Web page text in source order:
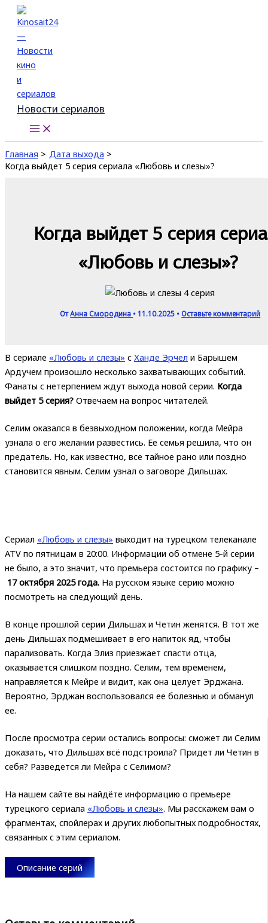
Перейти
содержимому
Новости сериалов
Главная
Дата выхода
Когда выйдет 5 серия сериала «Любовь и слезы»?
Когда выйдет 5 серия
«Любовь и слезы»?
ОтАнна Смородина •11.10.2025 • Оставьте комментарий
В сериале «Любовь и слезы» с Ханде Эрчел и Барышем
Ардучем произошло несколько захватывающих событий.
Фанаты с нетерпением ждут выхода новой серии. Когда
выйдет 5 серия? Отвечаем на вопрос читателей.
Селим оказался в безвыходном положении, когда Мейра
узнала о его желании развестись. Ее семья решила, что он
предатель. Но, как известно, все тайное рано или поздно
становится явным. Селим узнал о заговоре Дильшах.
Сериал «Любовь и слезы» выходит на турецком телеканале
ATV по пятницам в 20:00. Информации об отмене 5-й серии
не было, а это значит, что премьера состоится по графику –
17 октября 2025 года. На русском языке серию можно
посмотреть на следующий день.
В конце прошлой серии Дильшах и Четин женятся. В тот же
день Дильшах подмешивает в его напиток яд, чтобы
парализовать. Когда Элиз приезжает спасти отца,
оказывается слишком поздно. Селим, тем временем,
направляется к Мейре и видит, как она целует Эрджана.
Вероятно, Эрджан воспользовался ее болезнью и обманул
ее.
После просмотра серии остались вопросы: сможет ли Селим
доказать, что Дильшах всё подстроила? Придет ли Четин в
себя? Разведется ли Мейра с Селимом?
На нашем сайте вы найдёте информацию о премьере
турецкого сериала «Любовь и слезы». Мы расскажем вам о
фрагментах, спойлерах и других любопытных подробностях,
связанных с этим сериалом.
Описание серий